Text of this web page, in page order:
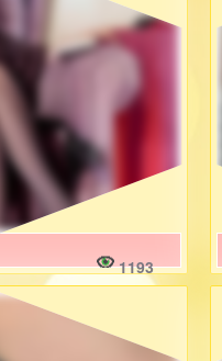
1193